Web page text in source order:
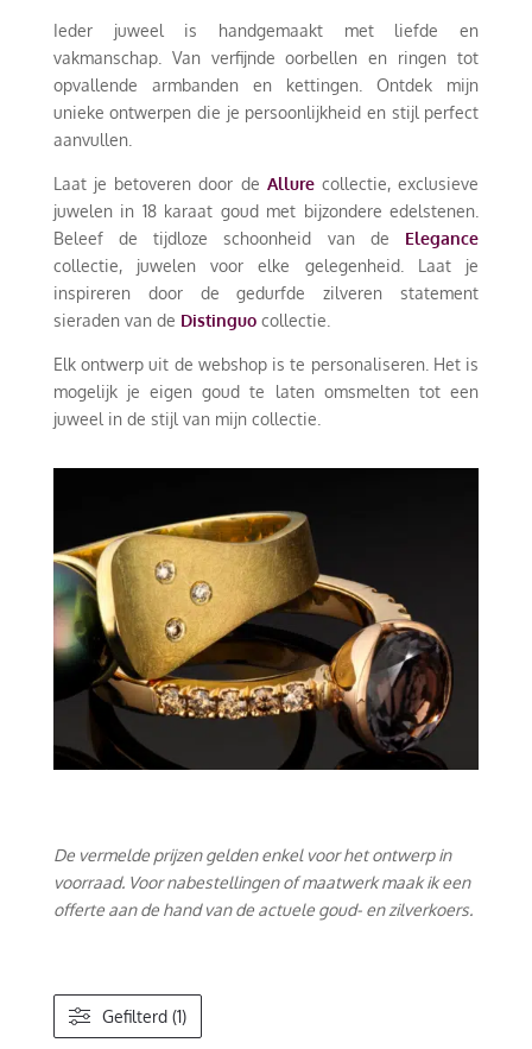
Ieder juweel is handgemaakt met liefde en
vakmanschap. Van verfijnde oorbellen en ringen tot
opvallende armbanden en kettingen. Ontdek mijn
unieke ontwerpen die je persoonlijkheid en stijl perfect
aanvullen.
Laat je betoveren door de Allurecollectie, exclusieve
juwelen in 18 karaat goud met bijzondere edelstenen.
Beleef de tijdloze schoonheid van de Elegance
collectie, juwelen voor elke gelegenheid. Laat je
inspireren door de gedurfde zilveren statement
sieraden van de Distinguocollectie.
Elk ontwerp uit de webshop is te personaliseren. Het is
mogelijk je eigen goud te laten omsmelten tot een
juweel in de stijl van mijn collectie.
De vermelde prijzen gelden enkel voor het ontwerp in
voorraad. Voor nabestellingen of maatwerk maak ik een
offerte aan de hand van de actuele goud- en zilverkoers.
Gefilterd (1)